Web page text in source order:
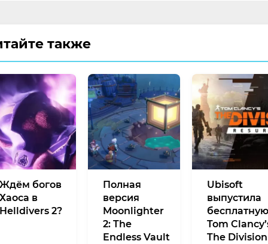
также
Ждём богов
Хаоса в
Helldivers 2?
Полная
версия
Moonlighter
2: The
Endless Vault
Ubisoft
выпустила
бесплатную
Tom
The Division